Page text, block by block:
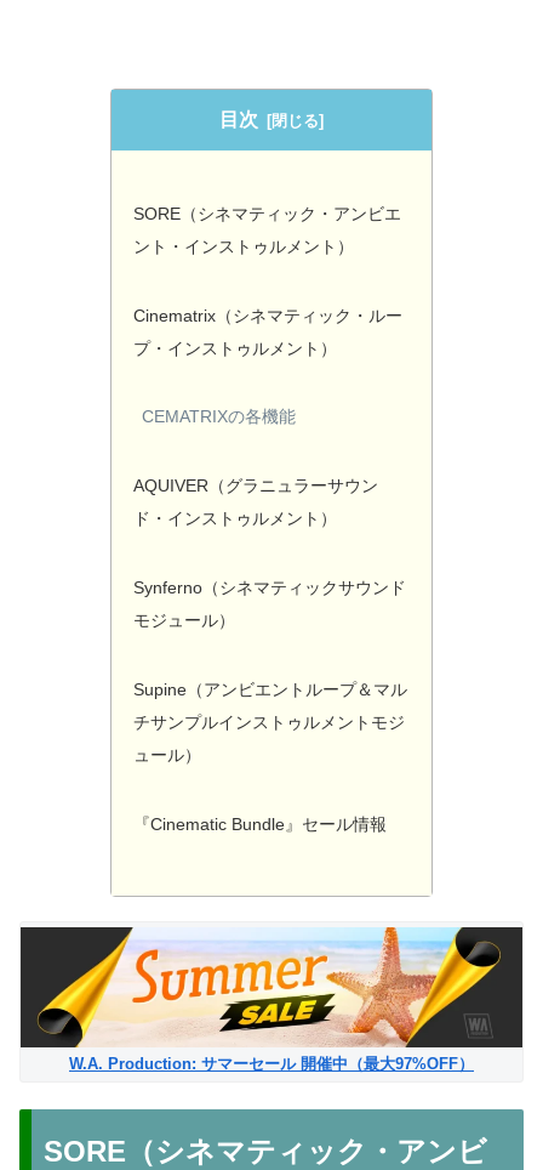
目次
SORE（シネマティック・アンビエ
ント・インストゥルメント）
Cinematrix（シネマティック・ルー
プ・インストゥルメント）
CEMATRIXの各機能
AQUIVER（グラニュラーサウン
ド・インストゥルメント）
Synferno（シネマティックサウンド
モジュール）
Supine（アンビエントループ＆マル
チサンプルインストゥルメントモジ
ュール）
『Cinematic Bundle』セール情報
W.A. Production: サマーセール 開催中（最大97%OFF）
SORE（シネマティック・アンビ